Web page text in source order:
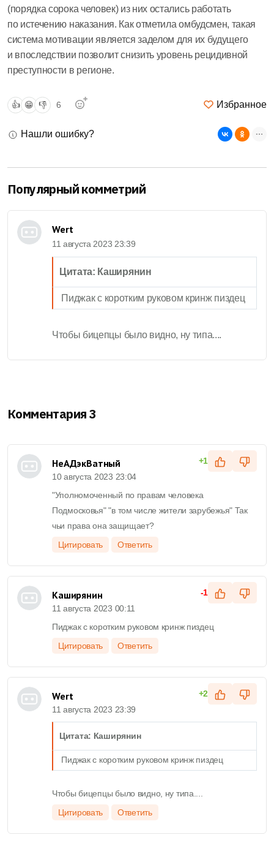
(порядка сорока человек) из них остались работать
по истечению наказания. Как отметила омбудсмен, такая
система мотивации является заделом для их будущего
и впоследствии позволит снизить уровень рецидивной
преступности в регионе.
👍 😁 👎 6 Избранное
Нашли ошибку?
Популярный комметрий
Wert
11 августа 2023 23:39
Цитата: Каширянин
Пиджак с коротким руковом кринж пиздец
Чтобы бицепцы было видно, ну типа....
Комментария 3
НеАДэкВатный
10 августа 2023 23:04
+1
"Уполномоченный по правам человека
Подмосковья" "в том числе жители зарубежья" Так
чьи права она защищает?
Цитировать
Ответить
Каширянин
11 августа 2023 00:11
-1
Пиджак с коротким руковом кринж пиздец
Цитировать
Ответить
Wert
11 августа 2023 23:39
+2
Цитата: Каширянин
Пиджак с коротким руковом кринж пиздец
Чтобы бицепцы было видно, ну типа....
Цитировать
Ответить